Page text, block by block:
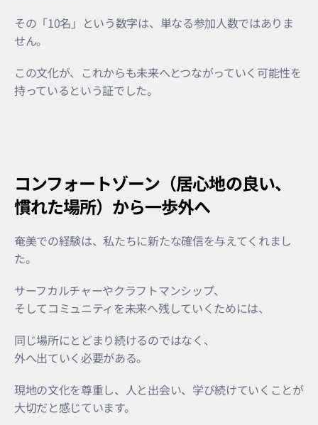
その「10名」という数字は、単なる参加人数ではありま
せん。
この文化が、これからも未来へとつながっていく可能性を
持っているという証でした。
コンフォートゾーン（居心地の良い、
慣れた場所）から一歩外へ
奄美での経験は、私たちに新たな確信を与えてくれまし
た。
サーフカルチャーやクラフトマンシップ、
そしてコミュニティを未来へ残していくためには、
同じ場所にとどまり続けるのではなく、
外へ出ていく必要がある。
現地の文化を尊重し、人と出会い、学び続けていくことが
大切だと感じています。